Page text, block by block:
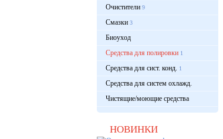
Очистители9
Смазки3
Биоуход
Средства для полировки1
Средства для сист. конд. 1
Средства для систем охлажд.
Чистящие/моющие средства
НОВИНКИ